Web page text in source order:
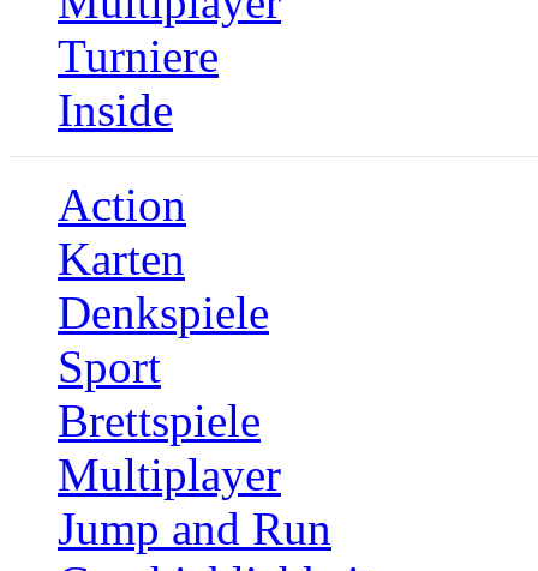
Turniere
Inside
Action
Karten
Denkspiele
Sport
Brettspiele
Multiplayer
Jump and Run